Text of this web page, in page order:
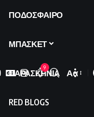
ΠΟΔΟΣΦΑΙΡΟ
ΜΠΑΣΚΕΤ
ΠΑΡΑΣΚΗΝΙΑ
RED BLOGS
9
Font
Αα